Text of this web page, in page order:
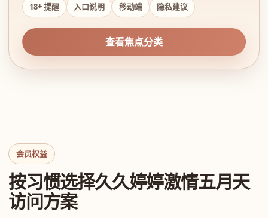
18+ 提醒 入口说明 移动端 隐私建议
查看焦点分类
会员权益
按习惯选择久久婷婷激情五月天
访问方案